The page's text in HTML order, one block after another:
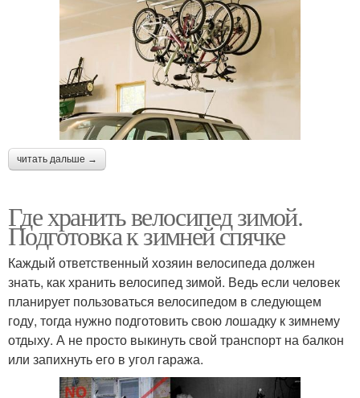
читать дальше →
Где хранить велосипед зимой.
Подготовка к зимней спячке
Каждый ответственный хозяин велосипеда должен
знать, как хранить велосипед зимой. Ведь если человек
планирует пользоваться велосипедом в следующем
году, тогда нужно подготовить свою лошадку к зимнему
отдыху. А не просто выкинуть свой транспорт на балкон
или запихнуть его в угол гаража.